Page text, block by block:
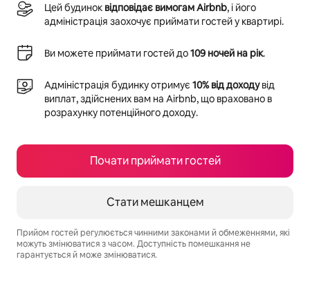
Цей будинок відповідає вимогам Airbnb, і його
адміністрація заохочує приймати гостей у квартирі.
Ви можете приймати гостей до109 ночей на рік.
Адміністрація будинку отримує 10% від доходувід
виплат, здійснених вам на Airbnb, що враховано в
розрахунку потенційного доходу.
Почати приймати гостей
Стати мешканцем
Прийом гостей регулюється чинними законами й обмеженнями, які
можуть змінюватися з часом. Доступність помешкання не
гарантується й може змінюватися.